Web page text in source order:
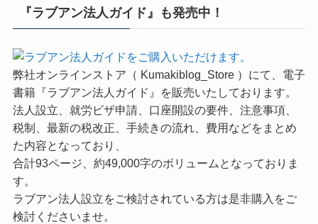
『ラブアン法人ガイド』も発売中！
弊社オンラインストア（ Kumakiblog_Store ）にて、電子
書籍『ラブアン法人ガイド』を販売いたしております。
法人設立、就労ビザ申請、口座開設の要件、注意事項、
税制、最新の税改正、手続きの流れ、費用などをまとめ
た内容となっており、
合計93ページ、約49,000字のボリュームとなっておりま
す。
ラブアン法人設立をご検討されている方は是非購入をご
検討くださいませ。